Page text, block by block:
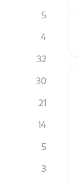
5
4
32
30
21
14
5
3